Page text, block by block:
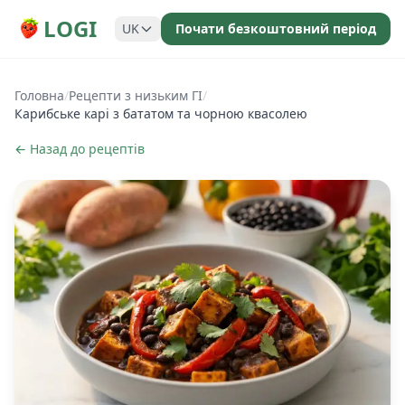
LOGI UK Почати безкоштовний період
Головна/Рецепти з низьким ГІ/
Карибське карі з бататом та чорною квасолею
← Назад до рецептів